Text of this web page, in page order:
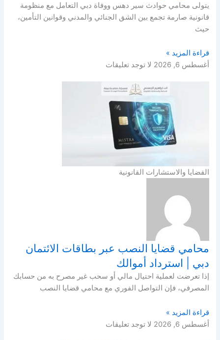
يتولى محامي حوادث سير دهس ووفاة دبي التعامل مع منظومة
قانونية صارمة تجمع بين الشق الجنائي والمدني وقوانين التأمين،
حيث
قراءة المزيد »
أغسطس 6, 2026
لا توجد تعليقات
القضايا والاستشارات القانونية
محامي قضايا النصب عبر بطاقات الائتمان
دبي | استرداد أموالك
إذا تعرضت لعملية احتيال مالي أو سحب غير مصرح به من حسابك
المصرفي، فإن التواصل الفوري مع محامي قضايا النصب
قراءة المزيد »
أغسطس 6, 2026
لا توجد تعليقات